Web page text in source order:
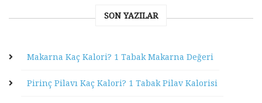
SON YAZILAR
Makarna Kaç Kalori? 1 Tabak Makarna Değeri
Pirinç Pilavı Kaç Kalori? 1 Tabak Pilav Kalorisi